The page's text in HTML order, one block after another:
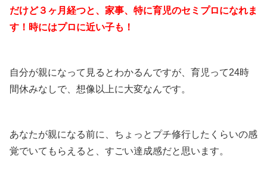
だけど３ヶ月経つと、家事、特に育児のセミプロになれま
す！時にはプロに近い子も！
自分が親になって見るとわかるんですが、育児って24時
間休みなしで、想像以上に大変なんです。
あなたが親になる前に、ちょっとプチ修行したくらいの感
覚でいてもらえると、すごい達成感だと思います。